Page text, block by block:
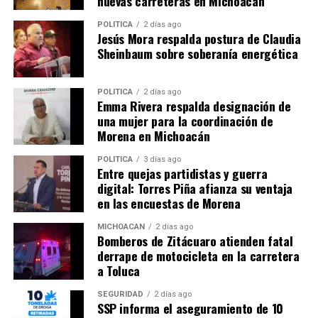
y de seguridad por mejorar la atención médica y salvar
vidas.
Comparte con:
Me gusta esto:
POLÍTICA 2 días ago
Jesús Mora respalda postura de Claudia
Sheinbaum sobre soberanía energética
POLÍTICA 2 días ago
Emma Rivera respalda designación de
una mujer para la coordinación de
Morena en Michoacán
POLÍTICA 3 días ago
Entre quejas partidistas y guerra
digital: Torres Piña afianza su ventaja
en las encuestas de Morena
MICHOACÁN 2 días ago
Bomberos de Zitácuaro atienden fatal
derrape de motocicleta en la carretera
a Toluca
SEGURIDAD 2 días ago
SSP informa el aseguramiento de 10